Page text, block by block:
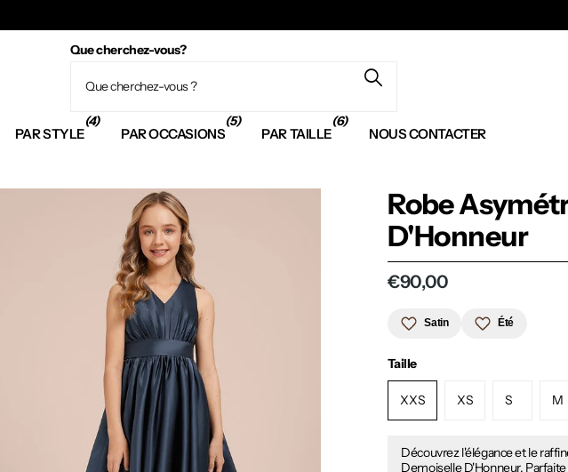
Que cherchez-vous?
PAR STYLE
(4)
PAR OCCASIONS
(5)
PAR TAILLE
(6)
NOUS CONTACTER
Robe
D'Honneur
€90,00
Satin Été
Taille
XXS XS S M
Découvrez l'élégance et le
Demoiselle D'Honneur.